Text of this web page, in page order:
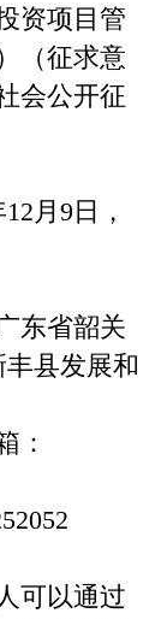
资项目管
（征求意
会公开征
月9日，
东省韶关
县发展和
：
可以通过